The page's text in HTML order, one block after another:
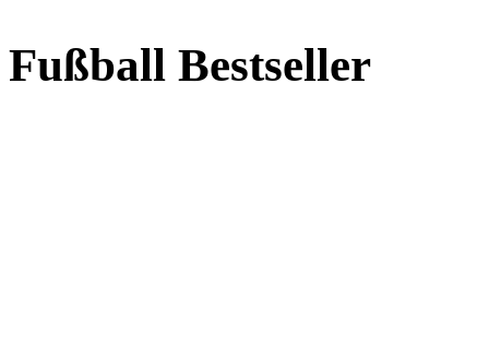
Fußball Bestseller